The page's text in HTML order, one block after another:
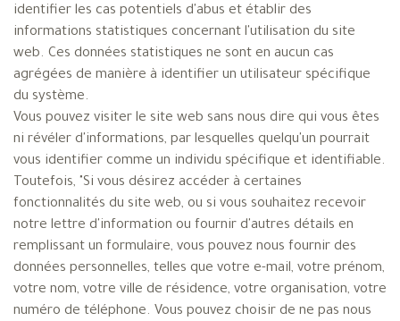
identifier les cas potentiels d'abus et établir des
informations statistiques concernant l'utilisation du site
web. Ces données statistiques ne sont en aucun cas
agrégées de manière à identifier un utilisateur spécifique
du système.
Vous pouvez visiter le site web sans nous dire qui vous êtes
ni révéler d'informations, par lesquelles quelqu'un pourrait
vous identifier comme un individu spécifique et identifiable.
Toutefois, "Si vous désirez accéder à certaines
fonctionnalités du site web, ou si vous souhaitez recevoir
notre lettre d'information ou fournir d'autres détails en
remplissant un formulaire, vous pouvez nous fournir des
données personnelles, telles que votre e-mail, votre prénom,
votre nom, votre ville de résidence, votre organisation, votre
numéro de téléphone. Vous pouvez choisir de ne pas nous